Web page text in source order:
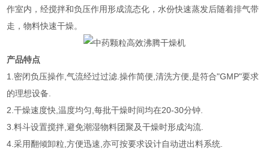
作室内，经搅拌和负压作用形成流态化，水份快速蒸发后随着排气带
走，物料快速干燥。
产品特点
1.密闭负压操作,气流经过过滤.操作简便,清洗方便,是符合"GMP"要求
的理想设备.
2.干燥速度快,温度均匀,每批干燥时间均在20-30分钟.
3.料斗设置搅拌,避免潮湿物料团聚及干燥时形成沟流.
4.采用翻倾卸粒,方便迅速,亦可按要求设计自动进出料系统.